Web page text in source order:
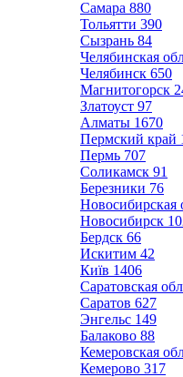
Самара 880
Тольятти 390
Сызрань 84
Челябинская
Челябинск 650
Магнитогорск
Златоуст 97
Алматы 1670
Пермский край
Пермь 707
Соликамск 91
Березники 76
Новосибирская
Новосибирск
Бердск 66
Искитим 42
Київ 1406
Саратовская
Саратов 627
Энгельс 149
Балаково 88
Кемеровская
Кемерово 317